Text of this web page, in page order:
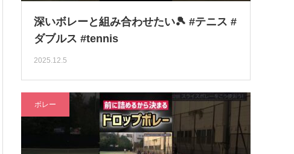
深いボレーと組み合わせたい🎾 #テニス #
ダブルス #tennis
2025.12.5
ボレー